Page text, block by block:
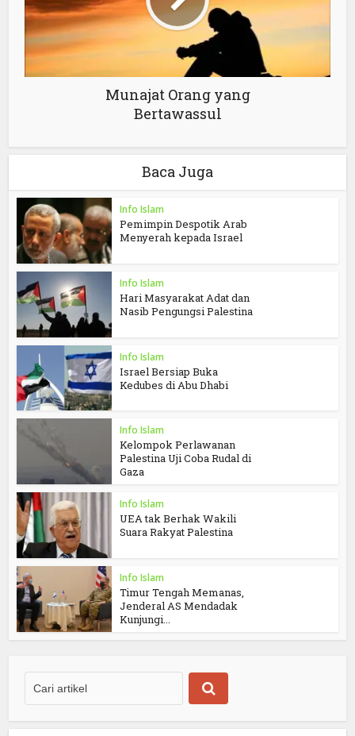
Munajat Orang yang
Bertawassul
Baca Juga
Info Islam
Pemimpin Despotik Arab
Menyerah kepada Israel
Info Islam
Hari Masyarakat Adat dan
Nasib Pengungsi Palestina
Info Islam
Israel Bersiap Buka
Kedubes di Abu Dhabi
Info Islam
Kelompok Perlawanan
Palestina Uji Coba Rudal di
Gaza
Info Islam
UEA tak Berhak Wakili
Suara Rakyat Palestina
Info Islam
Timur Tengah Memanas,
Jenderal AS Mendadak
Kunjungi...